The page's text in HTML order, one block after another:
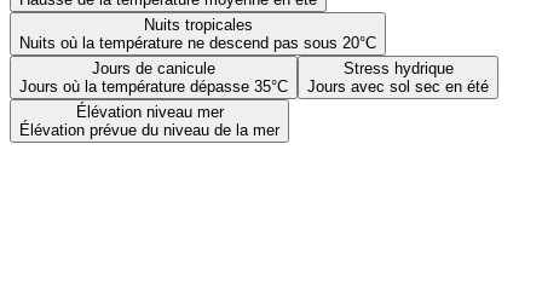
Nuits tropicales
Nuits où la température ne descend pas sous 20°C
Jours de canicule
Jours où la température dépasse 35°C
Stress hydrique
Jours avec sol sec en été
Élévation niveau mer
Élévation prévue du niveau de la mer